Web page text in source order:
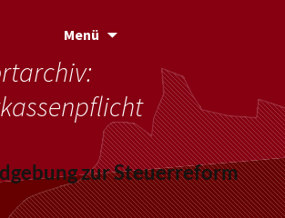
Menü Zum
springen
zur Steuerreform